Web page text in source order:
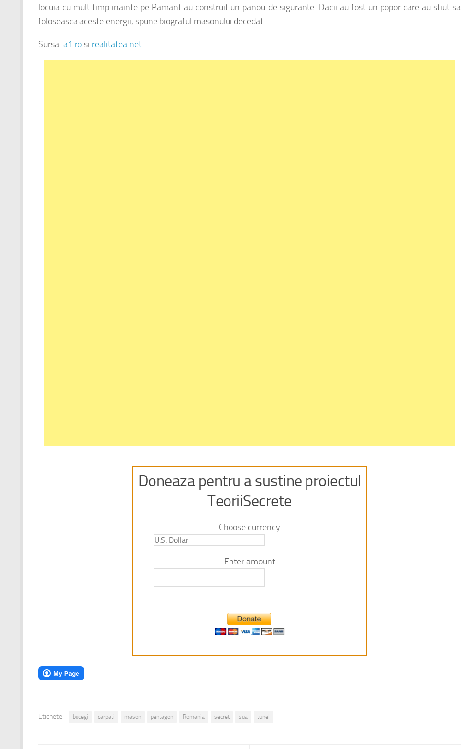
locuia cu mult timp inainte pe Pamant au construit un panou de sigurante. Dacii au fost un popor care au stiut sa
foloseasca aceste energii, spune biograful masonului decedat.
Sursa: a1.ro si realitatea.net
Doneaza pentru a sustine proiectul
TeoriiSecrete
Choose currency
Enter amount
Etichete: bucegi carpati mason pentagon Romania secret sua tunel